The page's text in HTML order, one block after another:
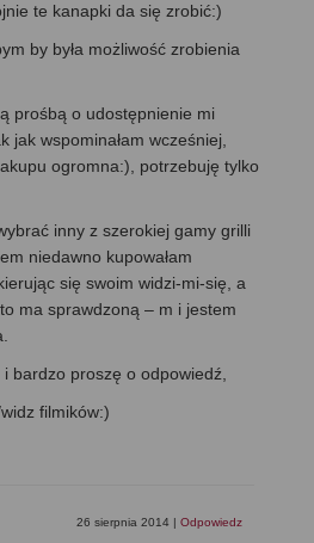
te kanapki da się zrobić:)
by była możliwość zrobienia
prośbą o udostępnienie mi
jak wspominałam wcześniej,
ogromna:), potrzebuję tylko
inny z szerokiej gamy grilli
niedawno kupowałam
się swoim widzi-mi-się, a
ma sprawdzoną – m i jestem
bardzo proszę o odpowiedź,
filmików:)
26 sierpnia 2014 | Odpowiedz